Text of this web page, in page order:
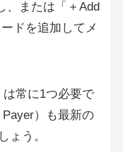
、または「＋Add
ドを追加してメ
常に1つ必要で
）も最新の
ょう。